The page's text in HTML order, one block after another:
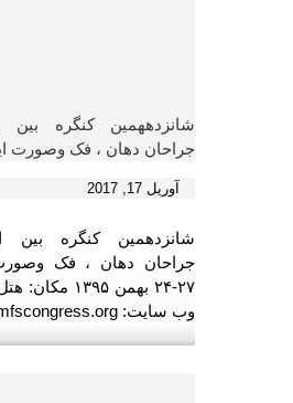
شانزدههمین کنگره بین
جراحان دهان ، فک وصورت
آوریل 17, 2017
شانزدهمین کنگره بین
جراحان دهان ، فک
۲۷-۲۴ بهمن
وب سایت: www.omfscongress.org...